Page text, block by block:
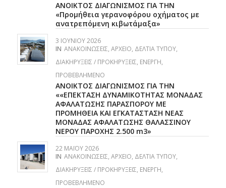
ΑΝΟΙΚΤΟΣ ΔΙΑΓΩΝΙΣΜΟΣ ΓΙΑ ΤΗΝ
«Προμήθεια γερανοφόρου οχήματος με
ανατρεπόμενη κιβωτάμαξα»
3 ΙΟΥΝΊΟΥ 2026
IN ΑΝΑΚΟΙΝΏΣΕΙΣ, ΑΡΧΕΊΟ, ΔΕΛΤΊΑ ΤΎΠΟΥ,
ΔΙΑΚΗΡΎΞΕΙΣ / ΠΡΟΚΗΡΎΞΕΙΣ, ΕΝΕΡΓΉ,
ΠΡΟΒΕΒΛΗΜΈΝΟ
ΑΝΟΙΚΤΟΣ ΔΙΑΓΩΝΙΣΜΟΣ ΓΙΑ ΤΗΝ
««ΕΠΕΚΤΑΣΗ ΔΥΝΑΜΙΚΟΤΗΤΑΣ ΜΟΝΑΔΑΣ
ΑΦΑΛΑΤΩΣΗΣ ΠΑΡΑΣΠΟΡΟΥ ΜΕ
ΠΡΟΜΗΘΕΙΑ ΚΑΙ ΕΓΚΑΤΑΣΤΑΣΗ ΝΕΑΣ
ΜΟΝΑΔΑΣ ΑΦΑΛΑΤΩΣΗΣ ΘΑΛΑΣΣΙΝΟΥ
ΝΕΡΟΥ ΠΑΡΟΧΗΣ 2.500 m3»
22 ΜΑΪ́ΟΥ 2026
IN ΑΝΑΚΟΙΝΏΣΕΙΣ, ΑΡΧΕΊΟ, ΔΕΛΤΊΑ ΤΎΠΟΥ,
ΔΙΑΚΗΡΎΞΕΙΣ / ΠΡΟΚΗΡΎΞΕΙΣ, ΕΝΕΡΓΉ,
ΠΡΟΒΕΒΛΗΜΈΝΟ